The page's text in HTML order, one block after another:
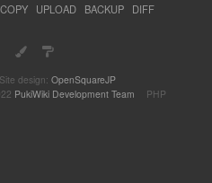
COPY UPLOAD BACKUP
DIFF
design: OpenSquareJP
PukiWiki Development Team PHP